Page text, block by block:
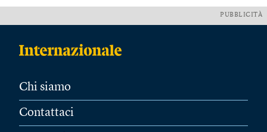
PUBBLICITÀ
Chi siamo
Contattaci